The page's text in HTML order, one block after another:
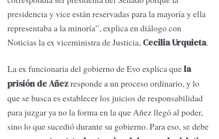
presidencia y vice están reservadas para la mayoría y ella
representaba a la minoría”, explica en diálogo con
Noticias la ex viceministra de Justicia, Cecilia Urquieta.
La ex funcionaria del gobierno de Evo explica quela
prisión de Añezresponde a un proceso ordinario, y lo
que se busca es establecer los juicios de responsabilidad
para juzgar ya no la forma en la que Añez llegó al poder,
sino lo que sucedió durante su gobierno. Para eso, se debe